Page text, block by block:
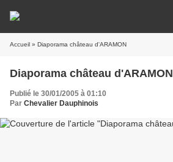
Accueil » Diaporama château d'ARAMON
Diaporama château d'ARAMON
Publié le 30/01/2005 à 01:10
Par Chevalier Dauphinois